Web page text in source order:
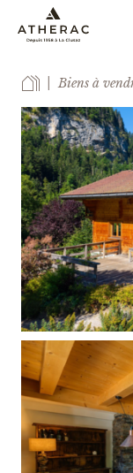
SYNDIC
LOCATION DE
BLOG
AGENCE
ESTIMER
Biens à